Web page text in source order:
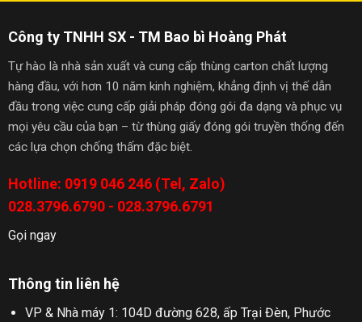
Công ty TNHH SX - TM Bao bì Hoàng Phát
Tự hào là nhà sản xuất và cung cấp thùng carton chất lượng
hàng đầu, với hơn 10 năm kinh nghiệm, khẳng định vị thế dẫn
đầu trong việc cung cấp giải pháp đóng gói đa dạng và phục vụ
mọi yêu cầu của bạn – từ thùng giấy đóng gói truyền thống đến
các lựa chọn chống thấm đặc biệt.
Hotline: 0919 046 246 (Tel, Zalo)
028.3796.6790 - 028.3796.6791
Gọi ngay
Thông tin liên hệ
VP & Nhà máy 1: 104D đường 628, ấp Trại Đèn, Phước